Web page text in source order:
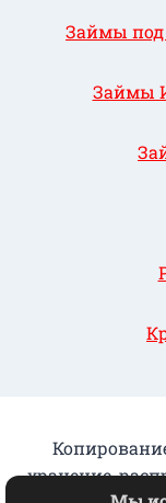
Займы под
Займы
хранение,